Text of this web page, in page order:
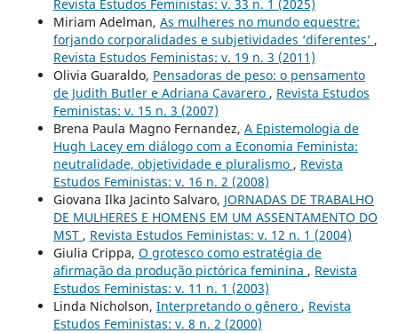
Revista Estudos Feministas: v. 33 n. 1 (2025)
Miriam Adelman, As mulheres no mundo equestre:
forjando corporalidades e subjetividades ‘diferentes’ ,
Revista Estudos Feministas: v. 19 n. 3 (2011)
Olivia Guaraldo, Pensadoras de peso: o pensamento
de Judith Butler e Adriana Cavarero , Revista Estudos
Feministas: v. 15 n. 3 (2007)
Brena Paula Magno Fernandez, A Epistemologia de
Hugh Lacey em diálogo com a Economia Feminista:
neutralidade, objetividade e pluralismo , Revista
Estudos Feministas: v. 16 n. 2 (2008)
Giovana Ilka Jacinto Salvaro, JORNADAS DE TRABALHO
DE MULHERES E HOMENS EM UM ASSENTAMENTO DO
MST , Revista Estudos Feministas: v. 12 n. 1 (2004)
Giulia Crippa, O grotesco como estratégia de
afirmação da produção pictórica feminina , Revista
Estudos Feministas: v. 11 n. 1 (2003)
Linda Nicholson, Interpretando o gênero , Revista
Estudos Feministas: v. 8 n. 2 (2000)